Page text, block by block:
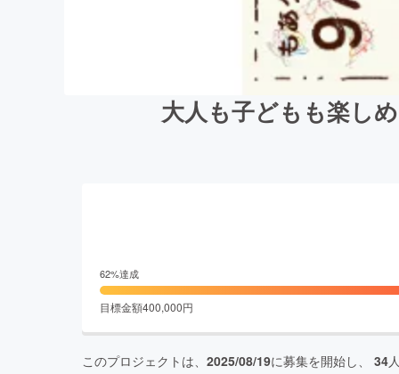
大人も子どもも楽し
62%達成
目標金額400,000円
このプロジェクトは、 2025/08/19に募集を開始し、 34